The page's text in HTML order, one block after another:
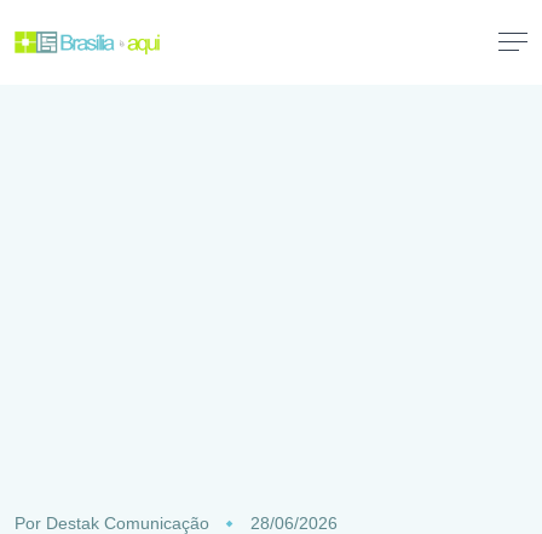
Por Destak Comunicação 28/06/2026